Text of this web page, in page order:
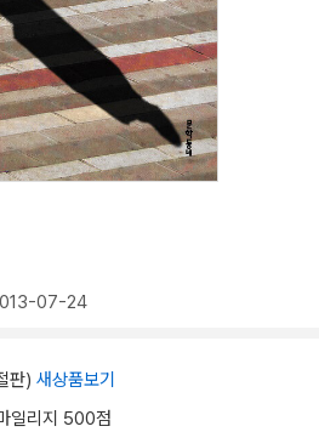
07-24
판) 새상품보기
일리지 500점